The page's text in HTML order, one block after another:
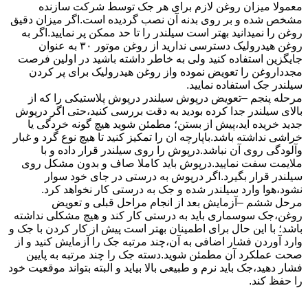
معمولا میزان روغن لازم برای هر جک توسط شرکت سازنده
مشخص شده و بر روی بدنه آن نصب گردیده است.اگر میزان دقیق
روغن را نمیدانید بهتر است سیلندر را تا حد ممکن پر نمایید.اگر به
روغن هیدرولیک دسترسی ندارید از روغن موتور ۳۰ به عنوان
جایگزین استفاده کنید ولی به خاطر داشته باشید در اولین فرصت
مجدداروغن را تعویض نموده واز روغن هیدرولیک برای پر کردن
سیلندر جک استفاده نمایید.
مرحله پنجم –تعویض درپوش سیلندر درپوش پلاستیکی را که از
بالای سیلندر جدا کرده بودید به دقت بررسی کنید،حتی اگر درپوش
جدید خریده اید،پیش از بستن؛ مطمئن شوید هیچ گونه خردگی یا
خراشی نداشته باشد.باپارچه ان را تمکیز کنید تا هیچ نوع گرد و غبار
وآلودگی روی آن نباشد.درپوش را روی سیلندر قرار داده و با
ملایمت سفت نمایید.درپوش باید کاملا صاف و بدون مشکل روی
سیلندر قرار بگیرد.اگر درپوش به درستی در جای خود سوار
نشود،هوا وارد سیلندر شده و جک به درستی کار نخواهد کرد.
مرحل ششم –آزمایش بعد از انجام مراحل قبلی و تعویض
روغن،جک سوسماری باید به درستی کار کند و هیچ مشکلی نداشته
باشد؛ با این حال برای اطمینان بهتر است پیش از کار کردن با جک و
وارد آوردن فشار اضافی به آن،چند مرتبه جک را آزمایش کنید و از
صحت عملکرد آن مطمئن شوید.دسته جک را چند مرتبه به پایین
فشار دهید،جک باید نرم و طبیعی بالا بیاید و البته بتواند موقعیت خود
را حفظ کند.